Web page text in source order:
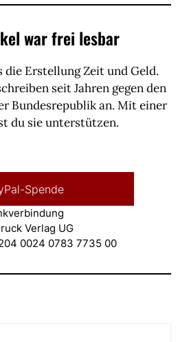
war frei lesbar
Erstellung Zeit und Geld.
seit Jahren gegen den
Bundesrepublik an. Mit einer
du sie unterstützen.
Spende
Verlag UG
0024 0783 7735 00